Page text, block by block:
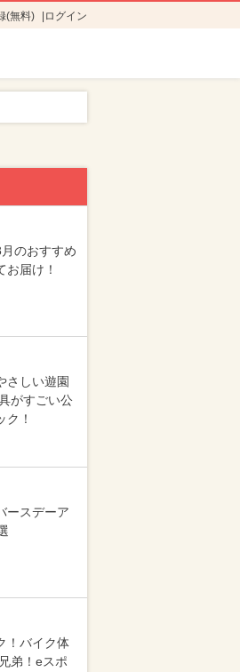
(無料) ログイン
月のおすすめ
お届け！
さしい遊園
がすごい公
ク！
ースデーア
！バイク体
弟！eスポ